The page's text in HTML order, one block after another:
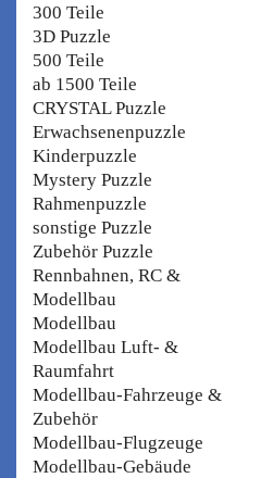
300 Teile
3D Puzzle
500 Teile
ab 1500 Teile
CRYSTAL Puzzle
Erwachsenenpuzzle
Kinderpuzzle
Mystery Puzzle
Rahmenpuzzle
sonstige Puzzle
Zubehör Puzzle
Rennbahnen, RC &
Modellbau
Modellbau
Modellbau Luft- &
Raumfahrt
Modellbau-Fahrzeuge &
Zubehör
Modellbau-Flugzeuge
Modellbau-Gebäude